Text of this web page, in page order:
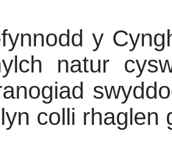
y
natur
colli rhaglen